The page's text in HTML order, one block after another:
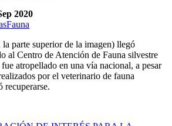
2020
Fauna
parte superior de la imagen) llegó
al Centro de Atención de Fauna silvestre
atropellado en una vía nacional, a pesar
por el veterinario de fauna
recuperarse.